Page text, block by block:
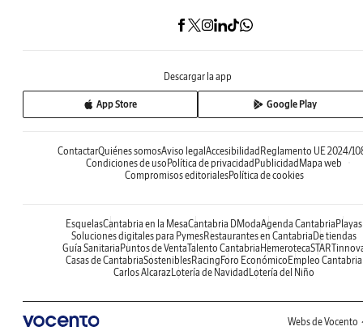
Descargar la app
App Store Google Play
ContactarQuiénes somosAviso legalAccesibilidadReglamento UE 2024/
Condiciones de usoPolítica de privacidadPublicidadMapa web
Compromisos editorialesPolítica de cookies
EsquelasCantabria en la MesaCantabria DModaAgenda CantabriaPlayas
Soluciones digitales para PymesRestaurantes en CantabriaDe tiendas
Guía SanitariaPuntos de VentaTalento CantabriaHemeroteca
Casas de CantabriaSosteniblesRacingForo EconómicoEmpleo Cantabria
Carlos AlcarazLotería de NavidadLotería del Niño
Webs de Vocento